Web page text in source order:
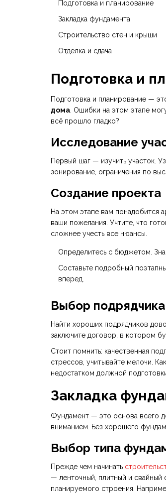
Подготовка и планирование
Закладка фундамента
Строительство стен и крыши
Отделка и сдача
Подготовка и
Подготовка и планирование —
дома . Ошибки на этом этапе
всё прошло гладко?
Исследование
Первый шаг — изучить участок.
зонирование, ограничения по
Создание проекта
На этом этапе вам понадобится
ваши пожелания. Учтите, что
сложнее учесть все нюансы.
Определитесь с бюджетом.
Составьте подробный
вперед.
Выбор подрядчика
Найти хороших подрядчиков
заключите договор, в котором
Стоит помнить: качественная
стрессов, учитывайте мелочи.
недостатком должной
Закладка
Фундамент — это основа всего
вниманием. Без хорошего
Выбор типа
Прежде чем начинать
— ленточный, плитный и свайный
планируемого строения.